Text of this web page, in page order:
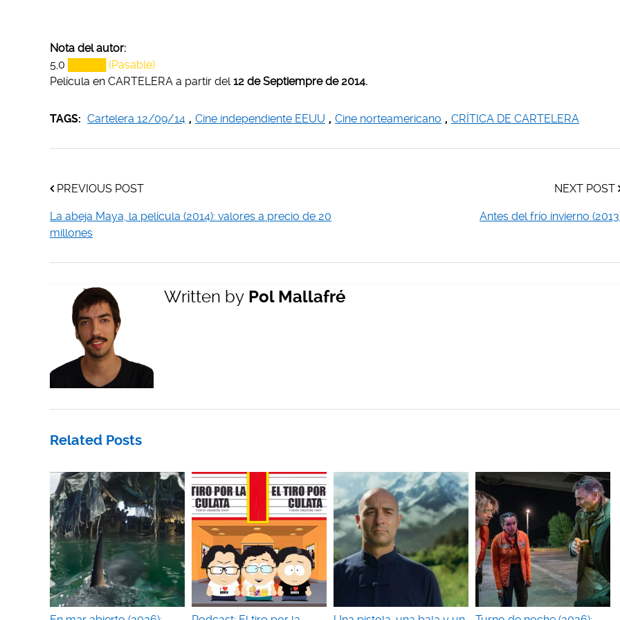
Nota del autor:
5,0
█████ (Pasable)
Película en CARTELERA a partir del12 de Septiempre de 2014.
TAGS: Cartelera 12/09/14 , Cine independiente EEUU , Cine norteamericano , CRÍTICA DE CARTELERA
PREVIOUS POST
La abeja Maya, la película (2014): valores a precio de 20
millones
NEXT POST
Antes del frío invierno
Written by Pol Mallafré
Related Posts